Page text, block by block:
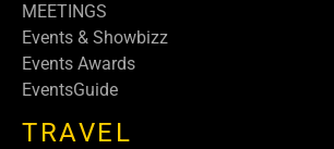
MEETINGS
Events & Showbizz
Events Awards
EventsGuide
TRAVEL